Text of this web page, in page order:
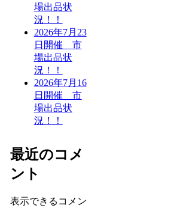
場出品状
況！！
2026年7月23
日開催 市
場出品状
況！！
2026年7月16
日開催 市
場出品状
況！！
最近のコメ
ント
表示できるコメン